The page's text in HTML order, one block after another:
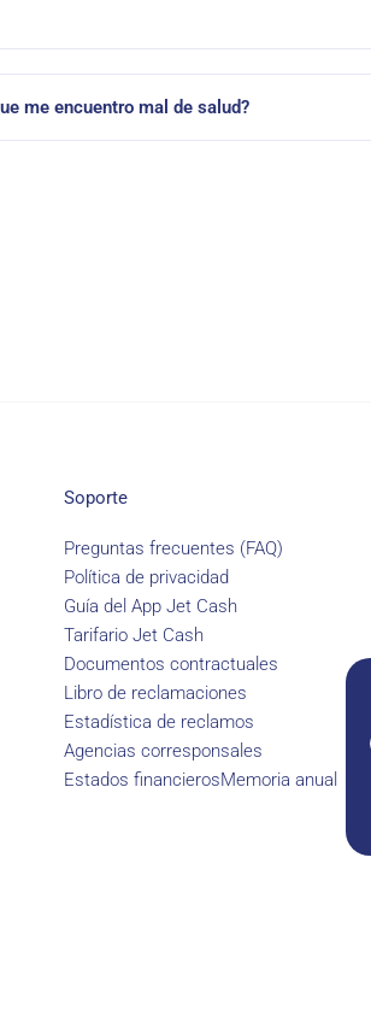
me encuentro mal de salud?
Soporte
Preguntas frecuentes (FAQ)
Política de privacidad
Guía del App Jet Cash
Tarifario Jet Cash
Documentos contractuales
Libro de reclamaciones
Estadística de reclamos
Agencias corresponsales
Estados financierosMemoria anual